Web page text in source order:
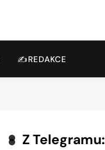
✍️REDAKCE
Z Telegramu: